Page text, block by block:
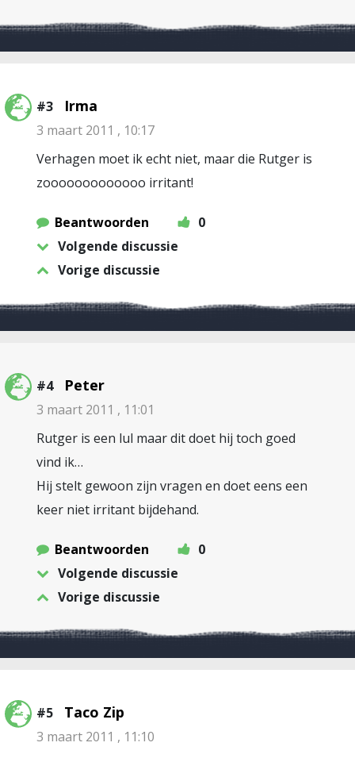
#3 Irma
3 maart 2011 , 10:17
Verhagen moet ik echt niet, maar die Rutger is
zooooooooooooo irritant!
Beantwoorden
0
Volgende discussie
Vorige discussie
#4 Peter
3 maart 2011 , 11:01
Rutger is een lul maar dit doet hij toch goed
vind ik…
Hij stelt gewoon zijn vragen en doet eens een
keer niet irritant bijdehand.
Beantwoorden
0
Volgende discussie
Vorige discussie
#5 Taco Zip
3 maart 2011 , 11:10